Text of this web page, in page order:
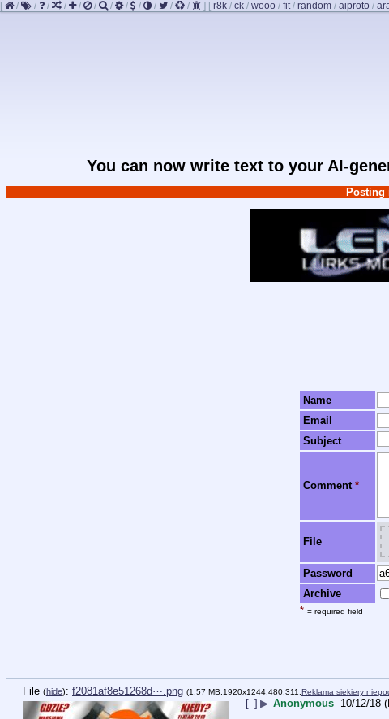
[ / / / / / / / / / / / / ] [ r8k / ck / wooo / fit/ random / aiproto /
You can now write text to your AI-
Posting
Name
Email
Subject
Comment *
File
Password
Archive
* = required field
File (hide): f2081af8e51268d⋯.png (1.57 MB,1920x1244,480:311, Reklama siekiery
[–] ▶ Anonymous 10/12/18